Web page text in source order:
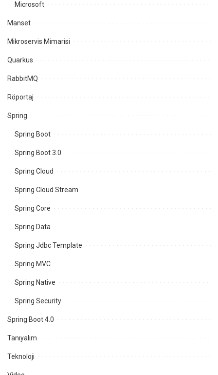
Microsoft
Manset
Mikroservis Mimarisi
Quarkus
RabbitMQ
Röportaj
Spring
Spring Boot
Spring Boot 3.0
Spring Cloud
Spring Cloud Stream
Spring Core
Spring Data
Spring Jdbc Template
Spring MVC
Spring Native
Spring Security
Spring Boot 4.0
Tanıyalım
Teknoloji